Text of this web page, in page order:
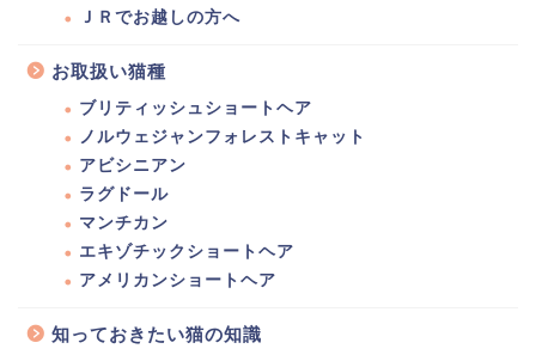
ＪＲでお越しの方へ
お取扱い猫種
ブリティッシュショートヘア
ノルウェジャンフォレストキャット
アビシニアン
ラグドール
マンチカン
エキゾチックショートヘア
アメリカンショートヘア
知っておきたい猫の知識